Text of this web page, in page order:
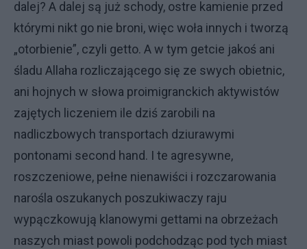
dalej? A dalej są już schody, ostre kamienie przed
którymi nikt go nie broni, więc woła innych i tworzą
„otorbienie”, czyli getto. A w tym getcie jakoś ani
śladu Allaha rozliczającego się ze swych obietnic,
ani hojnych w słowa proimigranckich aktywistów
zajętych liczeniem ile dziś zarobili na
nadliczbowych transportach dziurawymi
pontonami second hand. I te agresywne,
roszczeniowe, pełne nienawiści i rozczarowania
narośla oszukanych poszukiwaczy raju
wypączkowują klanowymi gettami na obrzeżach
naszych miast powoli podchodząc pod tych miast